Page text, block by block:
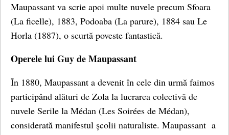
Maupassant va scrie apoi multe nuvele precum Sfoara
(La ficelle), 1883, Podoaba (La parure), 1884 sau Le
Horla (1887), o scurtă poveste fantastică.
Operele lui Guy de Maupassant
În 1880, Maupassant a devenit în cele din urmă faimos
participând alături de Zola la lucrarea colectivă de
nuvele Serile la Médan (Les Soirées de Médan),
considerată manifestul școlii naturaliste. Maupassant a